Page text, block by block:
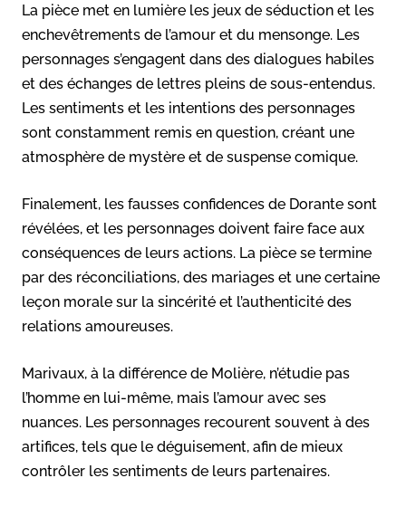
La pièce met en lumière les jeux de séduction et les
enchevêtrements de l’amour et du mensonge. Les
personnages s’engagent dans des dialogues habiles
et des échanges de lettres pleins de sous-entendus.
Les sentiments et les intentions des personnages
sont constamment remis en question, créant une
atmosphère de mystère et de suspense comique.
Finalement, les fausses confidences de Dorante sont
révélées, et les personnages doivent faire face aux
conséquences de leurs actions. La pièce se termine
par des réconciliations, des mariages et une certaine
leçon morale sur la sincérité et l’authenticité des
relations amoureuses.
Marivaux, à la différence de Molière, n’étudie pas
l’homme en lui-même, mais l’amour avec ses
nuances. Les personnages recourent souvent à des
artifices, tels que le déguisement, afin de mieux
contrôler les sentiments de leurs partenaires.